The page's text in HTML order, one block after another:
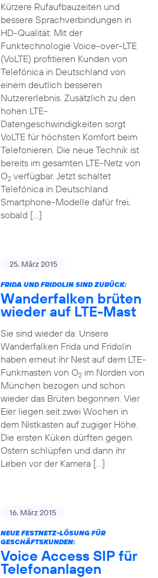
Kürzere Rufaufbauzeiten und
bessere Sprachverbindungen in
HD-Qualität: Mit der
Funktechnologie Voice-over-LTE
(VoLTE) profitieren Kunden von
Telefónica in Deutschland von
einem deutlich besseren
Nutzererlebnis. Zusätzlich zu den
hohen LTE-
Datengeschwindigkeiten sorgt
VoLTE für höchsten Komfort beim
Telefonieren. Die neue Technik ist
bereits im gesamten LTE-Netz von
O2verfügbar. Jetzt schaltet
Telefónica in Deutschland
Smartphone-Modelle dafür frei,
sobald […]
25. März 2015
FRIDA UND FRIDOLIN SIND ZURÜCK:
Wanderfalken brüten
wieder auf LTE-Mast
Sie sind wieder da: Unsere
Wanderfalken Frida und Fridolin
haben erneut ihr Nest auf dem LTE-
Funkmasten von O2im Norden von
München bezogen und schon
wieder das Brüten begonnen. Vier
Eier liegen seit zwei Wochen in
dem Nistkasten auf zugiger Höhe.
Die ersten Küken dürften gegen
Ostern schlüpfen und dann ihr
Leben vor der Kamera […]
16. März 2015
NEUE FESTNETZ-LÖSUNG FÜR
GESCHÄFTSKUNDEN:
Voice Access SIP für
Telefonanlagen